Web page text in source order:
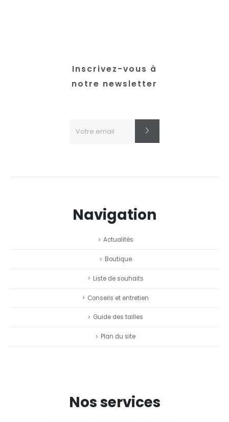
produit
Inscrivez-vous à
notre newsletter
Navigation
Actualités
Boutique
Liste de souhaits
Conseils et entretien
Guide des tailles
Plan du site
Nos services